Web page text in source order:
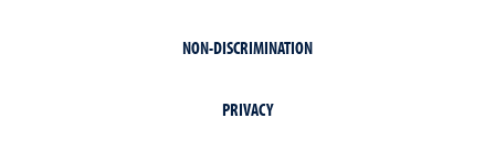
NON-DISCRIMINATION
PRIVACY